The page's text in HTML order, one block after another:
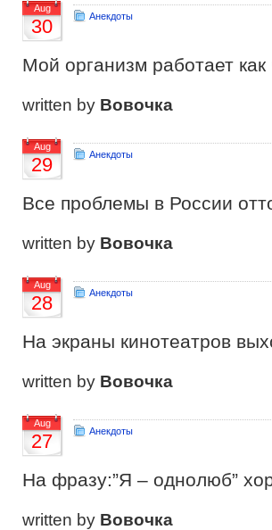
Aug
30 Анекдоты
Мой организм работает
written by Вовочка
Aug
29 Анекдоты
Все проблемы в России
written by Вовочка
Aug
28 Анекдоты
На экраны кинотеатров
written by Вовочка
Aug
27 Анекдоты
На фразу:”Я – однолюб”
written by Вовочка